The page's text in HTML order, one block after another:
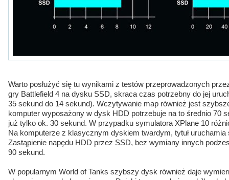
Warto posłużyć się tu wynikami z testów przeprowadzonych
gry Battlefield 4 na dysku SSD, skraca czas potrzebny do jej
35 sekund do 14 sekund). Wczytywanie map również jest
komputer wyposażony w dysk HDD potrzebuje na to średnio 70
już tylko ok. 30 sekund. W przypadku symulatora XPlane 10
Na komputerze z klasycznym dyskiem twardym, tytuł uruchamia
Zastąpienie napędu HDD przez SSD, bez wymiany innych
90 sekund.
W popularnym World of Tanks szybszy dysk również daje